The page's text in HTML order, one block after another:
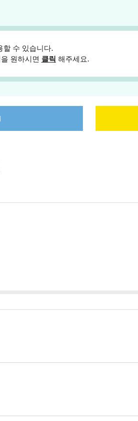
할 수 있습니다.
원하시면 클릭 해주세요.